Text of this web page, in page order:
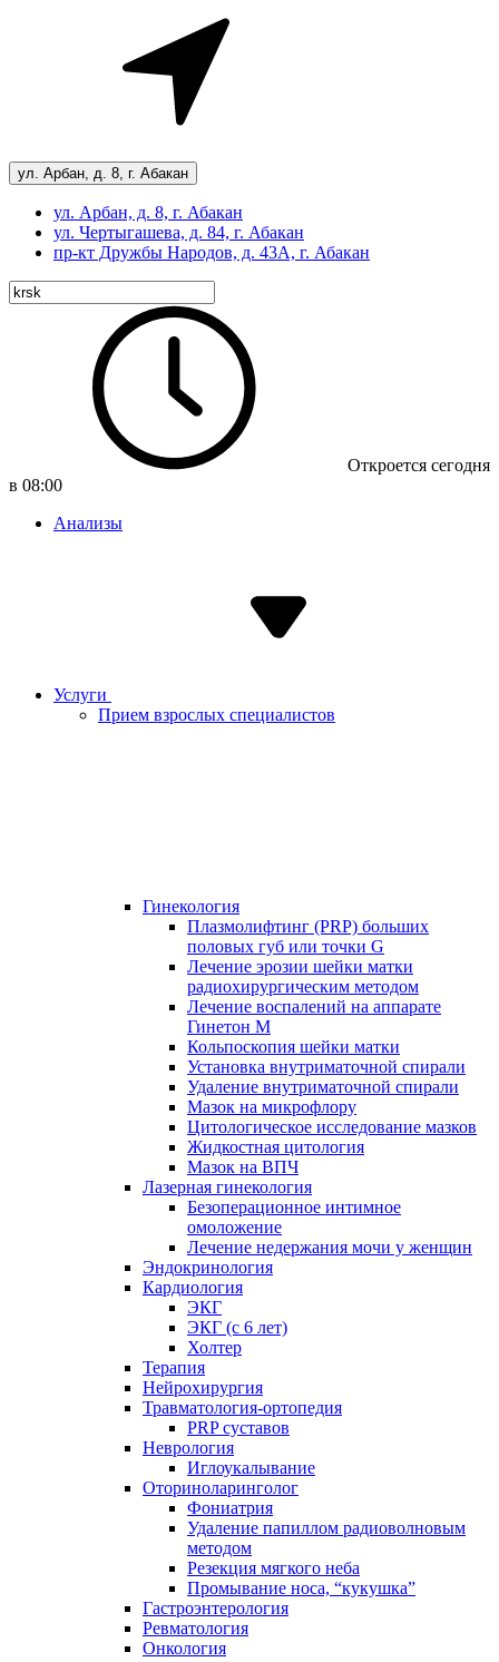
ул. Арбан, д. 8, г. Абакан
ул. Арбан, д. 8, г. Абакан
ул. Чертыгашева, д. 84, г. Абакан
пр-кт Дружбы Народов, д. 43А, г. Абакан
Откроется сегодня
в 08:00
Анализы
Услуги
Прием взрослых специалистов
Гинекология
Плазмолифтинг (PRP) больших
половых губ или точки G
Лечение эрозии шейки матки
радиохирургическим методом
Лечение воспалений на аппарате
Гинетон М
Кольпоскопия шейки матки
Установка внутриматочной спирали
Удаление внутриматочной спирали
Мазок на микрофлору
Цитологическое исследование мазков
Жидкостная цитология
Мазок на ВПЧ
Лазерная гинекология
Безоперационное интимное
омоложение
Лечение недержания мочи у женщин
Эндокринология
Кардиология
ЭКГ
ЭКГ (с 6 лет)
Холтер
Терапия
Нейрохирургия
Травматология-ортопедия
PRP суставов
Неврология
Иглоукалывание
Оториноларинголог
Фониатрия
Удаление папиллом радиоволновым
методом
Резекция мягкого неба
Промывание носа, “кукушка”
Гастроэнтерология
Ревматология
Онкология